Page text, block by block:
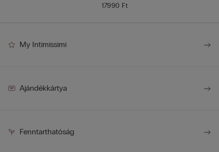
17990 Ft
My Intimissimi
Ajándékkártya
Fenntarthatóság